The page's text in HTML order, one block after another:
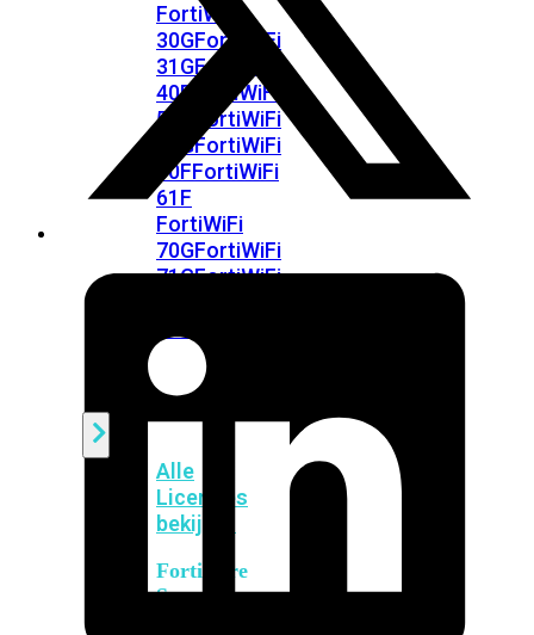
FortiWiFi
30GFortiWiFi
31GFortiWiFi
40F
FortiWiFi
50G
FortiWiFi
51GFortiWiFi
60FFortiWiFi
61F
FortiWiFi
70GFortiWiFi
71GFortiWiFi
Alle
Licenties
bekijken
FortiCare
Support